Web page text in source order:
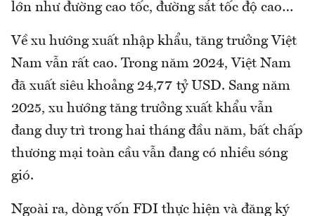
lớn như đường cao tốc, đường sắt tốc độ cao…
Về xu hướng xuất nhập khẩu, tăng trưởng Việt
Nam vẫn rất cao. Trong năm 2024, Việt Nam
đã xuất siêu khoảng 24,77 tỷ USD. Sang năm
2025, xu hướng tăng trưởng xuất khẩu vẫn
đang duy trì trong hai tháng đầu năm, bất chấp
thương mại toàn cầu vẫn đang có nhiều sóng
gió.
Ngoài ra, dòng vốn FDI thực hiện và đăng ký